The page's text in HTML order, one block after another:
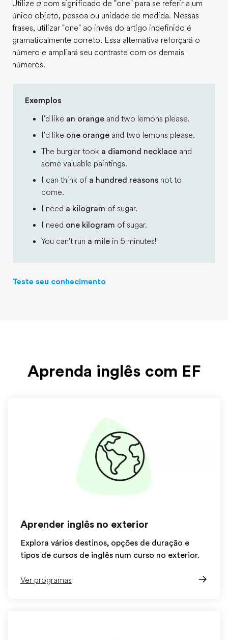
Utilize a com significado de "one" para se referir a um
único objeto, pessoa ou unidade de medida. Nessas
frases, utilizar "one" ao invés do artigo indefinido é
gramaticalmente correto. Essa alternativa reforçará o
número e ampliará seu contraste com os demais
números.
Exemplos
I'd like an orange and two lemons please.
I'd like one orange and two lemons please.
The burglar took a diamond necklace and
some valuable paintings.
I can think of a hundred reasons not to
come.
I need a kilogram of sugar.
I need one kilogram of sugar.
You can't run a mile in 5 minutes!
Teste seu conhecimento
Aprenda inglês com EF
Aprender inglês no exterior
Explora vários destinos, opções de duração e
tipos de cursos de inglês num curso no exterior.
Ver programas